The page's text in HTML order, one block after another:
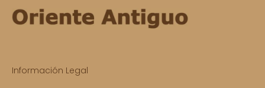
Información Legal